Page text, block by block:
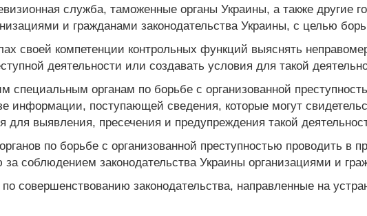
служба, таможенные органы Украины, а также другие
и гражданами законодательства Украины, с целью
своей компетенции контрольных функций выяснять
деятельности или создавать условия для такой
специальным органам по борьбе с организованной
информации, поступающей сведения, которые могут
для выявления, пресечения и предупреждения такой
по борьбе с организованной преступностью проводить в
за соблюдением законодательства Украины организациями и
совершенствованию законодательства, направленные на